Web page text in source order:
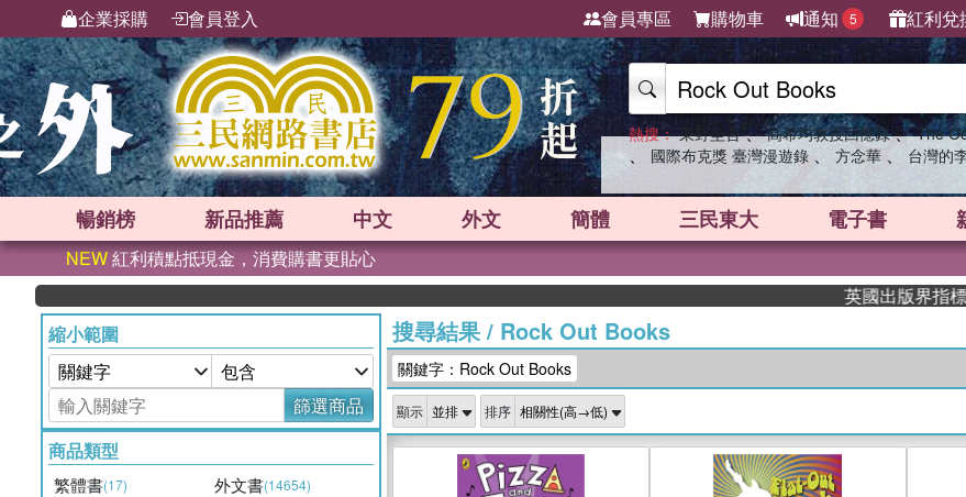
企業採購 會員登入 會員專區 購物車 通知 5 紅利兌
熱搜： 東野圭吾 、 高希均教授回憶錄 、 The
、 國際布克獎 臺灣漫遊錄 、 方念華 、 台灣的
暢銷榜 新品推薦 中文 外文 簡體 三民東大 電子書
NEW紅利積點抵現金，消費購書更貼心
英國出版界指標大獎肯定
縮小範圍
篩選商品
商品類型
繁體書(17) 外文書(14654)
搜尋結果/ Rock Out Books
關鍵字：Rock Out Books
顯示 排序